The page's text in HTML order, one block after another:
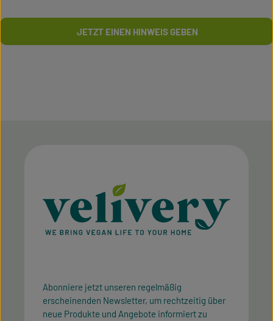
JETZT EINEN HINWEIS GEBEN
Abonniere jetzt unseren regelmäßig
erscheinenden Newsletter, um rechtzeitig über
neue Produkte und Angebote informiert zu